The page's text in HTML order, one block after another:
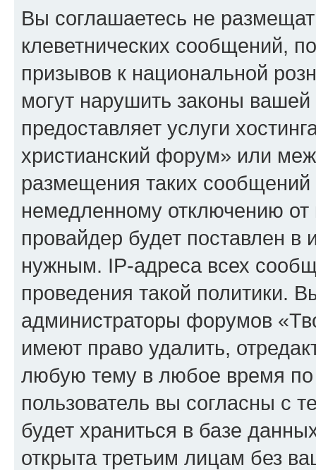
Вы соглашаетесь не
клеветнических сообщений,
призывов к национальной
могут нарушить законы
предоставляет услуги
христианский форум» или
размещения таких
немедленному отключению
провайдер будет поставлен в
нужным. IP-адреса всех
проведения такой политики.
администраторы форумов
имеют право удалить,
любую тему в любое время
пользователь вы согласны с
будет храниться в базе
открыта третьим лицам без